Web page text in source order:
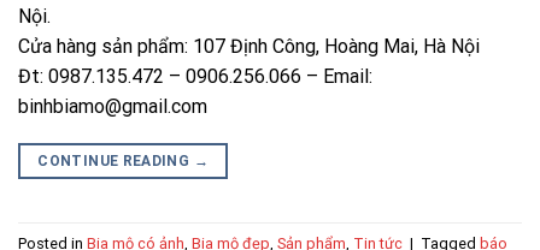
Nội.
Cửa hàng sản phẩm: 107 Định Công, Hoàng Mai, Hà Nội
Đt: 0987.135.472 – 0906.256.066 – Email:
binhbiamo@gmail.com
CONTINUE READING →
Posted in Bia mộ có ảnh Bia mộ đẹp Sản phẩm Tin tức | Tagged báo